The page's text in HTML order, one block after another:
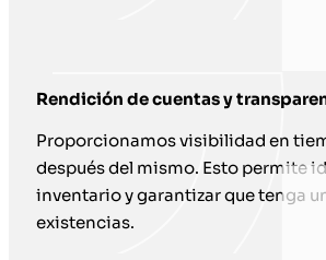
Rendición de cuentas y
Proporcionamos visibilidad en
después del mismo. Esto permite
inventario y garantizar que tenga
existencias.